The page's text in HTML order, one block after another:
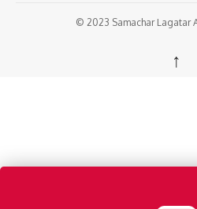
© 2023 Samachar Lagatar
↑